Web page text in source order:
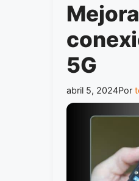
5G
abril 5, 2024Por